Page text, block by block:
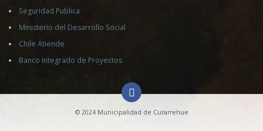
Seguridad Publica
Ministerio del Desarrollo Social
Chile Atiende
Banco Integrado de Proyectos
© 2024 Municipalidad de Curarrehue